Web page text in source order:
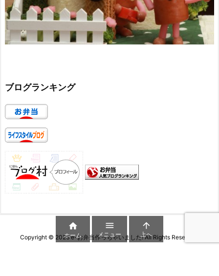
ブログランキング
Copyright © 2026 e-お弁当作っちゃいました!All Rights Reserved.

ホーム

メニュー

上へ